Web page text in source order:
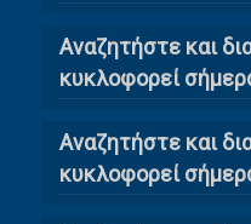
Αναζητήστε και
κυκλοφορεί
Αναζητήστε και
κυκλοφορεί